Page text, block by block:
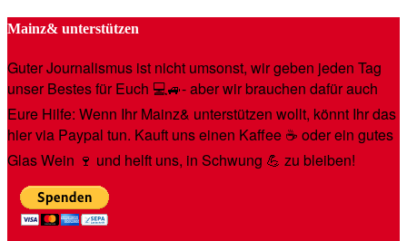
Mainz& unterstützen
Guter Journalismus ist nicht umsonst, wir geben jeden Tag
unser Bestes für Euch 💻🚙- aber wir brauchen dafür auch
Eure Hilfe: Wenn Ihr Mainz& unterstützen wollt, könnt Ihr das
hier via Paypal tun. Kauft uns einen Kaffee ☕️ oder ein gutes
Glas Wein 🍷 und helft uns, in Schwung 💪 zu bleiben!